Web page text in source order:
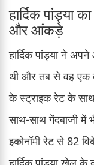
हार्दिक
और आंकड़े
हार्दिक पांड्या ने
थी और तब से वह एक
के स्ट्राइक रेट के
साथ-साथ गेंदबाजी में
इकोनॉमी रेट से 82